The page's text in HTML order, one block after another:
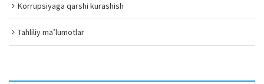
Korrupsiyaga qarshi kurashish
Tahliliy ma’lumotlar